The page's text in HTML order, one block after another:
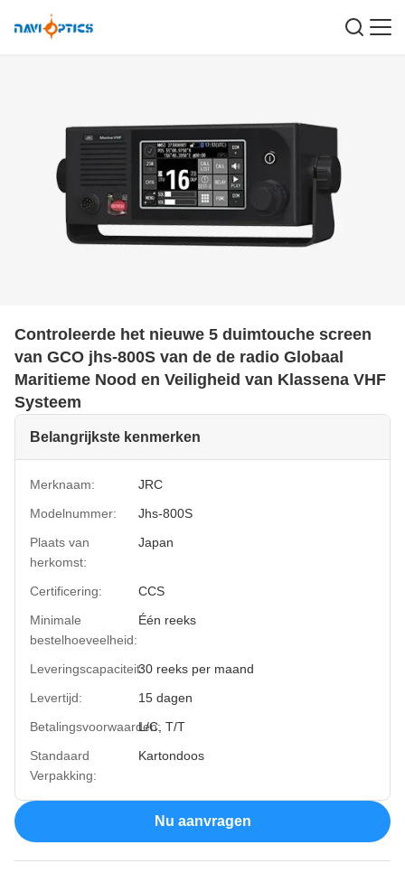
Controleerde het nieuwe 5 duimtouche screen
van GCO jhs-800S van de de radio Globaal
Maritieme Nood en Veiligheid van Klassena VHF
Systeem
Belangrijkste kenmerken
Merknaam:
JRC
Modelnummer:
Jhs-800S
Plaats van
herkomst:
Japan
Certificering:
CCS
Minimale
bestelhoeveelheid:
Één reeks
Leveringscapaciteit:30 reeks per maand
Levertijd:
15 dagen
Betalingsvoorwaarden:L/C, T/T
Standaard
Verpakking:
Kartondoos
Nu aanvragen